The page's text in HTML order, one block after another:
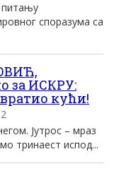
споразума са
за ИСКРУ:
кући!
Јутрос – мраз
тринаест испод...